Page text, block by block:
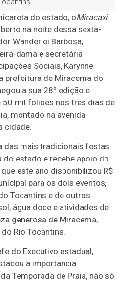
do estado, oMiracaxi
na noite dessa sexta-
Wanderlei Barbosa,
dama e secretária
Sociais, Karynne
prefeitura de Miracema do
a sua 28º edição e
50 mil foliões nos três dias de
montado na avenida
cidade.
das mais tradicionais festas
do estado e recebe apoio do
este ano disponibilizou R$
para os dois eventos,
Tocantins e de outros
água doce e atividades de
generosa de Miracema,
Rio Tocantins.
do Executivo estadual,
a importância
Temporada de Praia, não só